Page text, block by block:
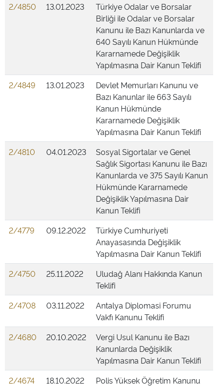
2/4850
13.01.2023
Türkiye Odalar ve Borsalar
Birliği ile Odalar ve Borsalar
Kanunu ile Bazı Kanunlarda ve
640 Sayılı Kanun Hükmünde
Kararnamede Değişiklik
Yapılmasına Dair Kanun Teklifi
2/4849
13.01.2023
Devlet Memurları Kanunu ve
Bazı Kanunlar ile 663 Sayılı
Kanun Hükmünde
Kararnamede Değişiklik
Yapılmasına Dair Kanun Teklifi
2/4810
04.01.2023
Sosyal Sigortalar ve Genel
Sağlık Sigortası Kanunu ile Bazı
Kanunlarda ve 375 Sayılı Kanun
Hükmünde Kararnamede
Değişiklik Yapılmasına Dair
Kanun Teklifi
2/4779
09.12.2022
Türkiye Cumhuriyeti
Anayasasında Değişiklik
Yapılmasına Dair Kanun Teklifi
2/4750
25.11.2022
Uludağ Alanı Hakkında Kanun
Teklifi
2/4708
03.11.2022
Antalya Diplomasi Forumu
Vakfı Kanunu Teklifi
2/4680
20.10.2022
Vergi Usul Kanunu ile Bazı
Kanunlarda Değişiklik
Yapılmasına Dair Kanun Teklifi
2/4674
18.10.2022
Polis Yüksek Öğretim Kanunu